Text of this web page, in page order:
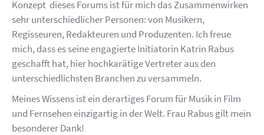
Konzept dieses Forums ist für mich das Zusammenwirken
sehr unterschiedlicher Personen: von Musikern,
Regisseuren, Redakteuren und Produzenten. Ich freue
mich, dass es seine engagierte Initiatorin Katrin Rabus
geschafft hat, hier hochkarätige Vertreter aus den
unterschiedlichsten Branchen zu versammeln.
Meines Wissens ist ein derartiges Forum für Musik in Film
und Fernsehen einzigartig in der Welt. Frau Rabus gilt mein
besonderer Dank!